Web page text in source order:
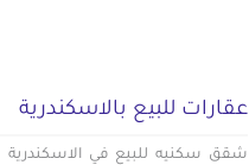
عقارات للبيع بالاسكندرية
شقق سكنيه للبيع في الاسكندرية